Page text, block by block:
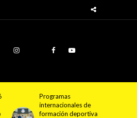
Cundinamarca
proyecta la
construcción de